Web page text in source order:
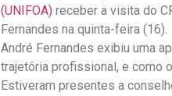
(UNIFOA) receber a visita do
Fernandes na quinta-feira (16).
André Fernandes exibiu uma
trajetória profissional, e como
Estiveram presentes a